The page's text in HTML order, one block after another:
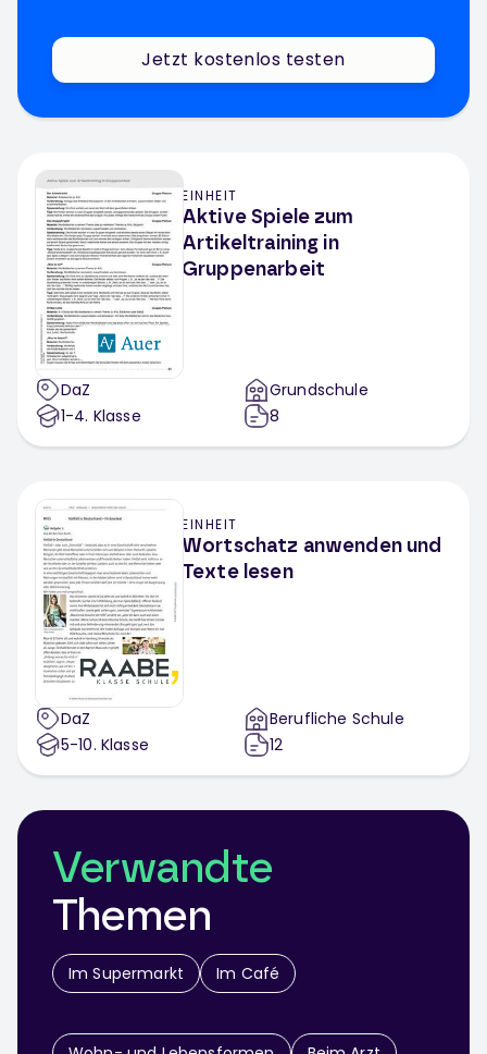
Jetzt kostenlos testen
EINHEIT
Aktive Spiele zum
Artikeltraining in
Gruppenarbeit
DaZ
1-4. Klasse
Grundschule
8
EINHEIT
Wortschatz anwenden und
Texte lesen
DaZ
5-10. Klasse
Berufliche Schule
12
Verwandte
Themen
Im Supermarkt Im Café